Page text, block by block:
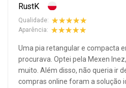
RustK
Qualidade:
Aparência:
Uma pia retangular e compacta
procurava. Optei pela Mexen
muito. Além disso, não queria ir
compras online foram a solução